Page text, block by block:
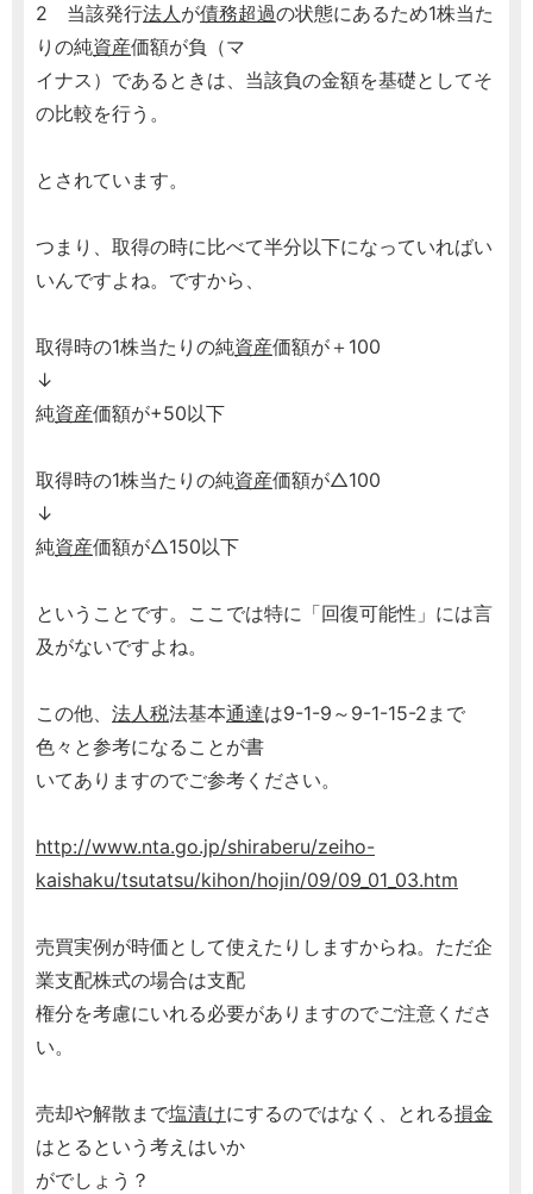
2 当該発行法人が債務超過の状態にあるため1株当た
りの純資産価額が負（マ
イナス）であるときは、当該負の金額を基礎としてそ
の比較を行う。
とされています。
つまり、取得の時に比べて半分以下になっていればい
いんですよね。ですから、
取得時の1株当たりの純資産価額が＋100
↓
純資産価額が+50以下
取得時の1株当たりの純資産価額が△100
↓
純資産価額が△150以下
ということです。ここでは特に「回復可能性」には言
及がないですよね。
この他、 法人税法基本通達は9-1-9～9-1-15-2まで
色々と参考になることが書
いてありますのでご参考ください。
http://www.nta.go.jp/shiraberu/zeiho-
kaishaku/tsutatsu/kihon/hojin/09/09_01_03.htm
売買実例が時価として使えたりしますからね。ただ企
業支配株式の場合は支配
権分を考慮にいれる必要がありますのでご注意くださ
い。
売却や解散まで塩漬けにするのではなく、とれる損金
はとるという考えはいか
がでしょう？